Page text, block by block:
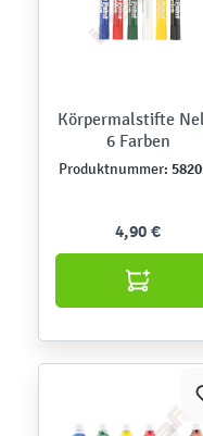
Körpermalstifte
6 Farben
Produktnummer:
4,90 €